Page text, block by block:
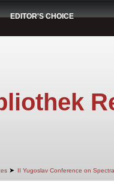
EDITOR'S CHOICE
➤ II Yugoslav Conference on